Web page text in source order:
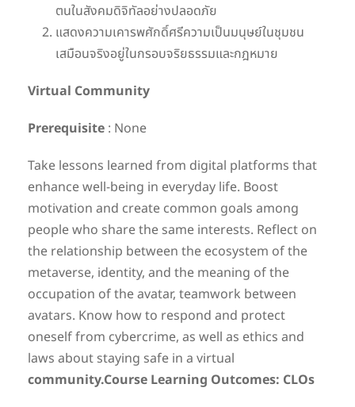
ตนในสังคมดิจิทัลอย่างปลอดภัย
แสดงความเคารพศักดิ์ศรีความเป็นมนุษย์ในชุมชน
เสมือนจริงอยู่ในกรอบจริยธรรมและกฎหมาย
Virtual Community
Prerequisite : None
Take lessons learned from digital platforms that
enhance well-being in everyday life. Boost
motivation and create common goals among
people who share the same interests. Reflect on
the relationship between the ecosystem of the
metaverse, identity, and the meaning of the
occupation of the avatar, teamwork between
avatars. Know how to respond and protect
oneself from cybercrime, as well as ethics and
laws about staying safe in a virtual
community.Course Learning Outcomes: CLOs